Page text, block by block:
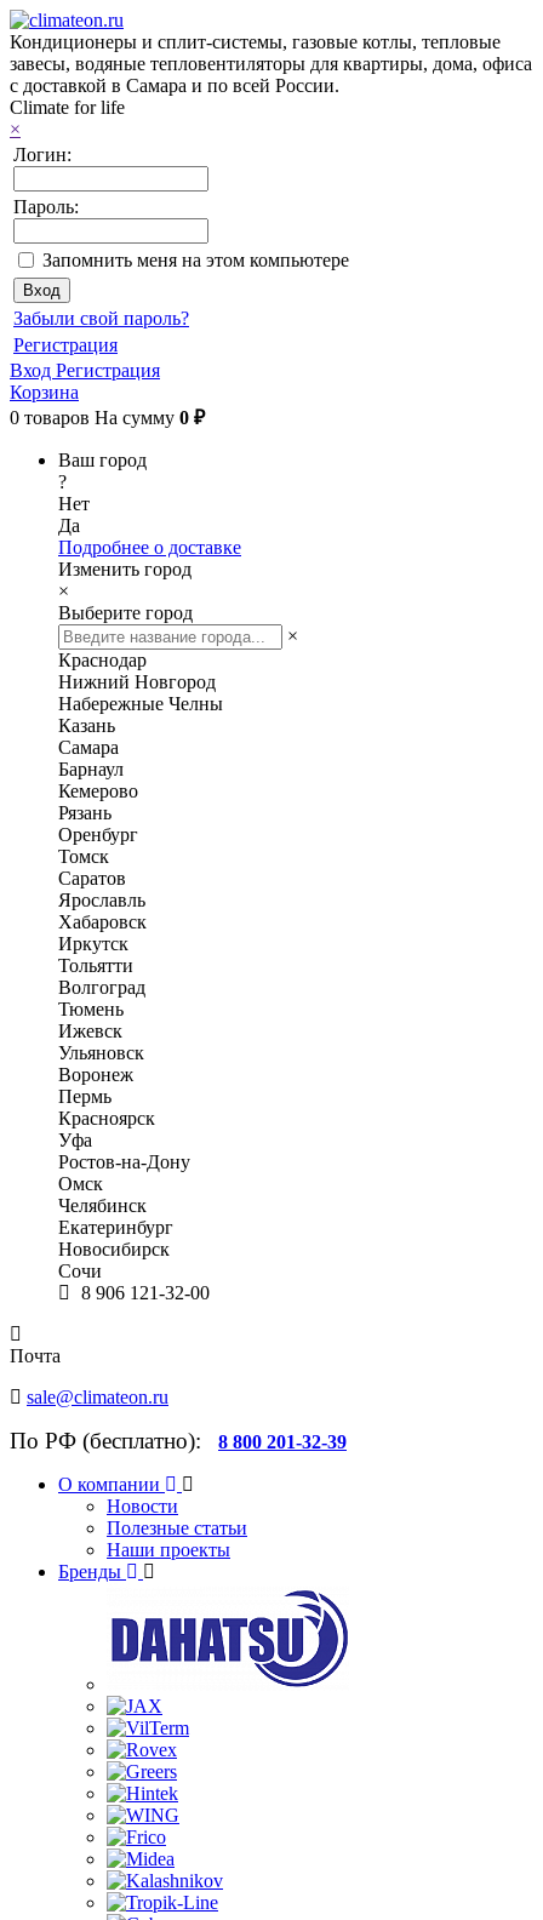
Кондиционеры и сплит-системы, газовые котлы, тепловые
завесы, водяные тепловентиляторы для квартиры, дома, офиса
с доставкой в Самара и по всей России.
Climate for life
×
Логин:
Пароль:
Запомнить меня на этом компьютере
Забыли свой пароль?
Регистрация
Вход Регистрация
Корзина
0 товаров На сумму 0 ₽
Ваш город
?
Нет
Да
Подробнее о доставке
Изменить город
×
Выберите город
×
Краснодар
Нижний Новгород
Набережные Челны
Казань
Самара
Барнаул
Кемерово
Рязань
Оренбург
Томск
Саратов
Ярославль
Хабаровск
Иркутск
Тольятти
Волгоград
Тюмень
Ижевск
Ульяновск
Воронеж
Пермь
Красноярск
Уфа
Ростов-на-Дону
Омск
Челябинск
Екатеринбург
Новосибирск
Сочи
8 906 121-32-00
Почта
sale@climateon.ru
По РФ (бесплатно): 8 800 201-32-39
О компании
Новости
Полезные статьи
Наши проекты
Бренды